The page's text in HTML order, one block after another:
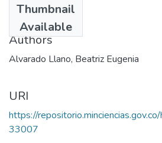
Thumbnail
Available
2003
Authors
Alvarado Llano, Beatriz Eugenia
URI
https://
33007